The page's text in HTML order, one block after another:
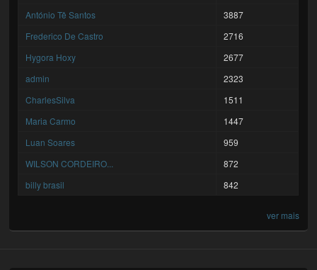
António Tê Santos
3887
Frederico De Castro
2716
Hygora Hoxy
2677
admin
2323
CharlesSilva
1511
Maria Carmo
1447
Luan Soares
959
WILSON CORDEIRO...
872
billy brasil
842
ver mais